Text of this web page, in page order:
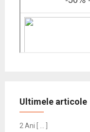
Ultimele articole
2 Ani [ … ]